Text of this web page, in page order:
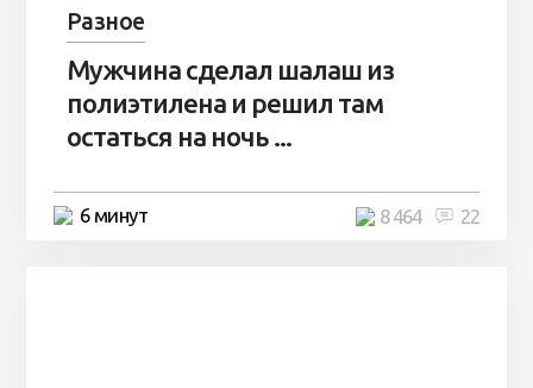
Разное
Мужчина сделал шалаш из
полиэтилена и решил там
остаться на ночь ...
6 минут 22
8 464